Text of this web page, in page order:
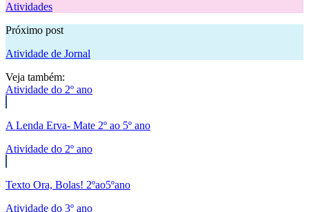
Atividades
Próximo post
Atividade de Jornal
Veja também:
Atividade do 2º ano
A Lenda Erva- Mate 2º ao 5º ano
Atividade do 2º ano
Texto Ora, Bolas! 2ºao5ºano
Atividade do 3º ano